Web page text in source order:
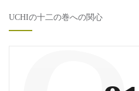
UCHIの十二の巻への関心